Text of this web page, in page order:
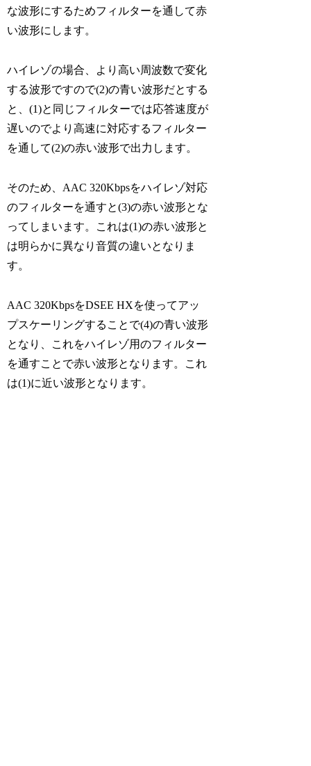
な波形にするためフィルターを通して赤
い波形にします。
ハイレゾの場合、より高い周波数で変化
する波形ですので(2)の青い波形だとする
と、(1)と同じフィルターでは応答速度が
遅いのでより高速に対応するフィルター
を通して(2)の赤い波形で出力します。
そのため、AAC 320Kbpsをハイレゾ対応
のフィルターを通すと(3)の赤い波形とな
ってしまいます。これは(1)の赤い波形と
は明らかに異なり音質の違いとなりま
す。
AAC 320KbpsをDSEE HXを使ってアッ
プスケーリングすることで(4)の青い波形
となり、これをハイレゾ用のフィルター
を通すことで赤い波形となります。これ
は(1)に近い波形となります。